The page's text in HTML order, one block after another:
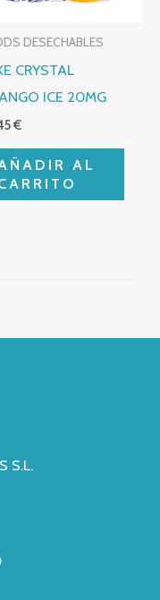
DESECHABLES
CRYSTAL
ICE 20MG
€
AL
S.L.